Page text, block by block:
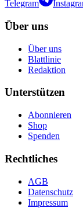
Telegram
Über uns
Über uns
Blattlinie
Redaktion
Unterstützen
Abonnieren
Shop
Spenden
Rechtliches
AGB
Datenschutz
Impressum